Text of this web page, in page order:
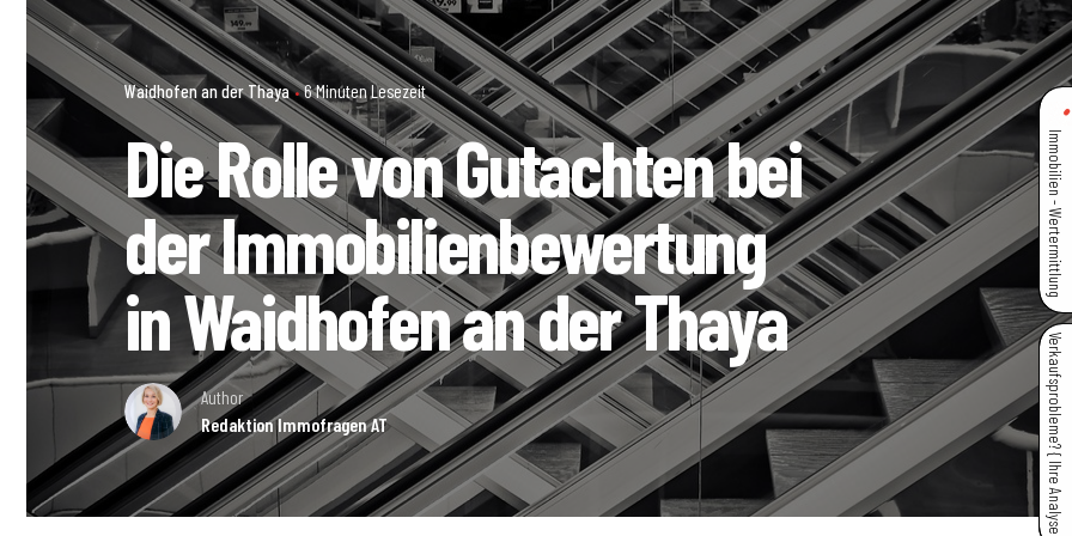
Waidhofen an der Thaya 6 Minuten Lesezeit
Die Rolle von Gutachten bei
der Immobilienbewertung
in Waidhofen an der Thaya
Author
Redaktion Immofragen AT
Immobilien - Wertermittlung
Verkaufsprobleme? { Ihre Analyse }